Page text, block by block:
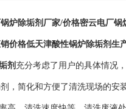
炉除垢剂厂家/价格密云电厂锅
价格低天津酸性锅炉除垢剂生
剂 充分考虑了用户的具体情况
，简化和方便了清洗现场的安